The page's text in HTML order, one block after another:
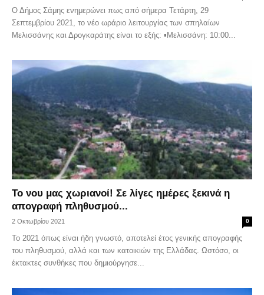
Ο Δήμος Σάμης ενημερώνει πως από σήμερα Τετάρτη, 29
Σεπτεμβρίου 2021, το νέο ωράριο λειτουργίας των σπηλαίων
Μελισσάνης και Δρογκαράτης είναι το εξής: ▪︎Μελισσάνη: 10:00...
Το νου μας χωριανοί! Σε λίγες ημέρες ξεκινά η
απογραφή πληθυσμού...
2 Οκτωβρίου 2021 0
To 2021 όπως είναι ήδη γνωστό, αποτελεί έτος γενικής απογραφής
του πληθυσμού, αλλά και των κατοικιών της Ελλάδας. Ωστόσο, οι
έκτακτες συνθήκες που δημιούργησε...